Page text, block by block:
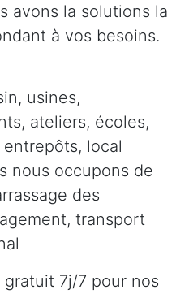
avons la solutions la
à vos besoins.
usines,
ateliers, écoles,
local
nous occupons de
des
transport
7j/7 pour nos